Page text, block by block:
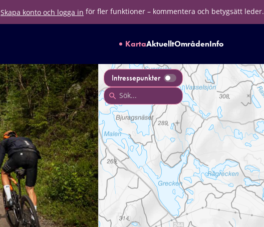
Skapa konto och logga in för fler funktioner – kommentera och betygsätt leder.
KartaAktuelltOmrådenInfo
Intressepunkter